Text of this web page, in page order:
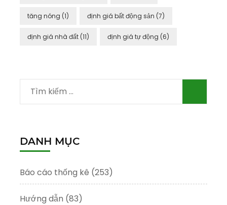
tăng nóng (1) định giá bất động sản (7)
định giá nhà đất (11) định giá tự động (6)
Tìm
kiếm
DANH MỤC
Báo cáo thống kê (253)
Hướng dẫn (83)